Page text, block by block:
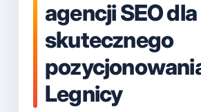
agencji SEO dla
skutecznego
Legnicy